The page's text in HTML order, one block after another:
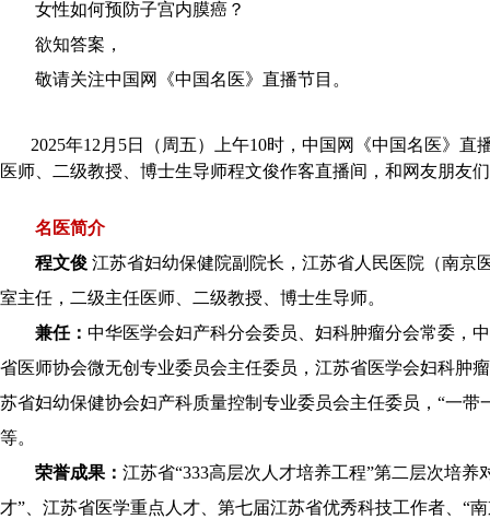
女性如何预防子宫内膜癌？
欲知答案，
敬请关注中国网《中国名医》直播节目。
2025年12月5日（周五）上午10时，中国网《中国名医》直
医师、二级教授、博士生导师程文俊作客直播间，和网友朋友
名医简介
程文俊 江苏省妇幼保健院副院长，江苏省人民医院（南京
室主任，二级主任医师、二级教授、博士生导师。
兼任： 中华医学会妇产科分会委员、妇科肿瘤分会常委，
省医师协会微无创专业委员会主任委员，江苏省医学会妇科肿
苏省妇幼保健协会妇产科质量控制专业委员会主任委员，“一
等。
荣誉成果： 江苏省“333高层次人才培养工程”第二层次培
才”、江苏省医学重点人才、第七届江苏省优秀科技工作者、“